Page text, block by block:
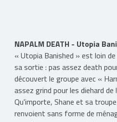
​NAPALM DEATH - Utopia
« Utopia Banished » est loin
sa sortie : pas assez death
découvert le groupe avec «
assez grind pour les diehard de
Qu'importe, Shane et sa
renvoient sans forme de